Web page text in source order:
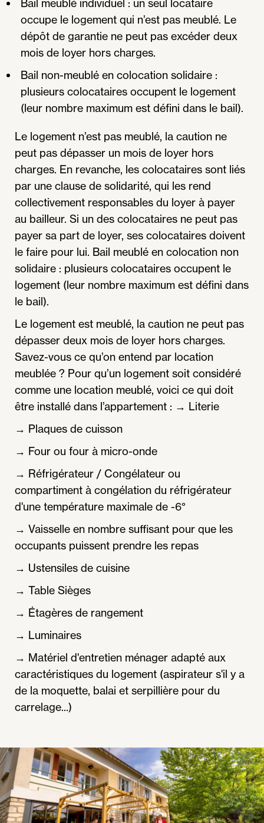
Bail meublé individuel : un seul locataire
occupe le logement qui n’est pas meublé. Le
dépôt de garantie ne peut pas excéder deux
mois de loyer hors charges.
Bail non-meublé en colocation solidaire :
plusieurs colocataires occupent le logement
(leur nombre maximum est défini dans le bail).
Le logement n’est pas meublé, la caution ne
peut pas dépasser un mois de loyer hors
charges. En revanche, les colocataires sont liés
par une clause de solidarité, qui les rend
collectivement responsables du loyer à payer
au bailleur. Si un des colocataires ne peut pas
payer sa part de loyer, ses colocataires doivent
le faire pour lui. Bail meublé en colocation non
solidaire : plusieurs colocataires occupent le
logement (leur nombre maximum est défini dans
le bail).
Le logement est meublé, la caution ne peut pas
dépasser deux mois de loyer hors charges.
Savez-vous ce qu’on entend par location
meublée ? Pour qu’un logement soit considéré
comme une location meublé, voici ce qui doit
être installé dans l’appartement : → Literie
→ Plaques de cuisson
→ Four ou four à micro-onde
→ Réfrigérateur / Congélateur ou
compartiment à congélation du réfrigérateur
d'une température maximale de -6°
→ Vaisselle en nombre suffisant pour que les
occupants puissent prendre les repas
→ Ustensiles de cuisine
→ Table Sièges
→ Étagères de rangement
→ Luminaires
→ Matériel d'entretien ménager adapté aux
caractéristiques du logement (aspirateur s'il y a
de la moquette, balai et serpillière pour du
carrelage...)